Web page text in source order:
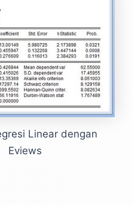
Linear dengan
Eviews